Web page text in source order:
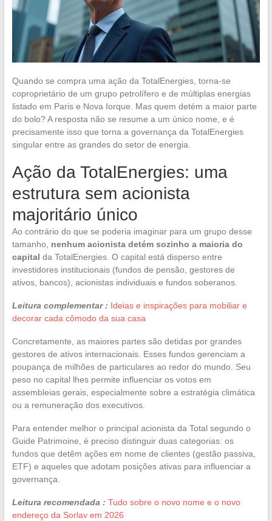
Quando se compra uma ação da TotalEnergies, torna-se
coproprietário de um grupo petrolífero e de múltiplas energias
listado em Paris e Nova Iorque. Mas quem detém a maior parte
do bolo? A resposta não se resume a um único nome, e é
precisamente isso que torna a governança da TotalEnergies
singular entre as grandes do setor de energia.
Ação da TotalEnergies: uma
estrutura sem acionista
majoritário único
Ao contrário do que se poderia imaginar para um grupo desse
tamanho, nenhum acionista detém sozinho a maioria do
capital da TotalEnergies. O capital está disperso entre
investidores institucionais (fundos de pensão, gestores de
ativos, bancos), acionistas individuais e fundos soberanos.
Leitura complementar : Ideias e inspirações para mobiliar e
decorar cada cômodo da sua casa
Concretamente, as maiores partes são detidas por grandes
gestores de ativos internacionais. Esses fundos gerenciam a
poupança de milhões de particulares ao redor do mundo. Seu
peso no capital lhes permite influenciar os votos em
assembleias gerais, especialmente sobre a estratégia climática
ou a remuneração dos executivos.
Para entender melhor o principal acionista da Total segundo o
Guide Patrimoine, é preciso distinguir duas categorias: os
fundos que detêm ações em nome de clientes (gestão passiva,
ETF) e aqueles que adotam posições ativas para influenciar a
governança.
Leitura recomendada : Tudo sobre o novo nome e o novo
endereço da Sorlav em 2026